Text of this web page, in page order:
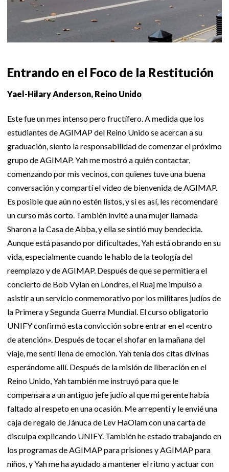
Entrando en el Foco de la Restitución
Yael-Hilary Anderson, Reino Unido
Este fue un mes intenso pero fructífero. A medida que los
estudiantes de AGIMAP del Reino Unido se acercan a su
graduación, siento la responsabilidad de comenzar el próximo
grupo de AGIMAP. Yah me mostró a quién contactar,
comenzando por mis vecinos, con quienes tuve una buena
conversación y compartí el video de bienvenida de AGIMAP.
Es posible que aún no estén listos, y si es así, les recomendaré
un curso más corto. También invité a una mujer llamada
Sharon a la Casa de Abba, y ella se sintió muy bendecida.
Aunque está pasando por dificultades, Yah está obrando en su
vida, especialmente cuando le hablo de la teología del
reemplazo y de AGIMAP. Después de que se permitiera el
concierto de Bob Vylan en Londres, el Ruaj me impulsó a
asistir a un servicio conmemorativo por los militares judíos de
la Primera y Segunda Guerra Mundial. El curso obligatorio
UNIFY confirmó esta convicción sobre entrar en el «centro
de atención». Después de tocar el shofar en la mañana del
viaje, me sentí llena de emoción. Yah tenía dos citas divinas
esperándome allí. Después de la misión de liberación en el
Reino Unido, Yah también me instruyó para que le
compensara a un antiguo jefe judío al que mi gerente había
faltado al respeto en una ocasión. Me arrepentí y le envié una
caja de regalo de Jánuca de Lev HaOlam con una carta de
disculpa explicando UNIFY. También he estado trabajando en
los programas de AGIMAP para prisiones y AGIMAP para
niños, y Yah me ha ayudado a mantener el ritmo y actuar con